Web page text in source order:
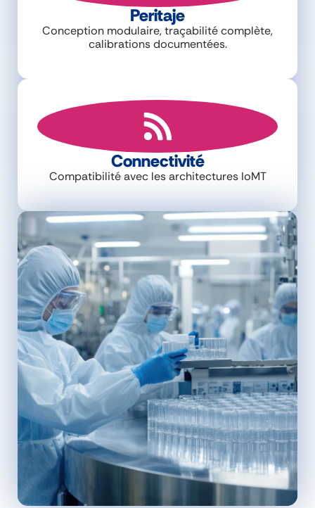
Peritaje
Conception modulaire, traçabilité complète,
calibrations documentées.
Connectivité
Compatibilité avec les architectures IoMT